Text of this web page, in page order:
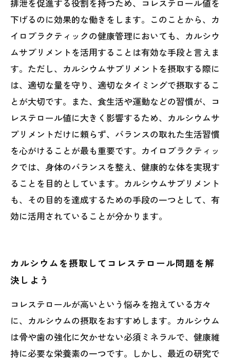
排泄を促進する役割を持つため、コレステロール値を
下げるのに効果的な働きをします。このことから、カ
イロプラクティックの健康管理においても、カルシウ
ムサプリメントを活用することは有効な手段と言えま
す。ただし、カルシウムサプリメントを摂取する際に
は、適切な量を守り、適切なタイミングで摂取するこ
とが大切です。また、食生活や運動などの習慣が、コ
レステロール値に大きく影響するため、カルシウムサ
プリメントだけに頼らず、バランスの取れた生活習慣
を心がけることが最も重要です。カイロプラクティッ
クでは、身体のバランスを整え、健康的な体を実現す
ることを目的としています。カルシウムサプリメント
も、その目的を達成するための手段の一つとして、有
効に活用されていることが分かります。
カルシウムを摂取してコレステロール問題を解
決しよう
コレステロールが高いという悩みを抱えている方々
に、カルシウムの摂取をおすすめします。カルシウム
は骨や歯の強化に欠かせない必須ミネラルで、健康維
持に必要な栄養素の一つです。しかし、最近の研究で